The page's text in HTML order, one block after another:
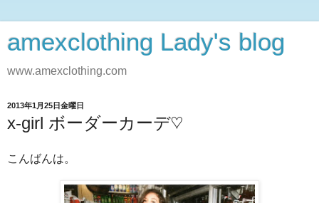
amexclothing Lady's blog
www.amexclothing.com
2013年1月25日金曜日
x-girl ボーダーカーデ♡
こんばんは。